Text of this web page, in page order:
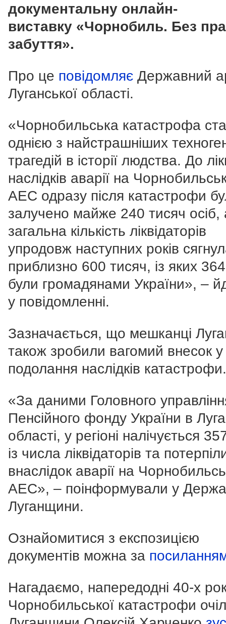
документальну онлайн-
виставку «Чорнобиль. Без
забуття».
Про це повідомляє Державний
Луганської області.
«Чорнобильська катастрофа
однією з найстрашніших
трагедій в історії людства. До
наслідків аварії на
АЕС одразу після катастрофи
залучено майже 240 тисяч осіб,
загальна кількість ліквідаторів
упродовж наступних років
приблизно 600 тисяч, із яких 364
були громадянами України», –
у повідомленні.
Зазначається, що мешканці
також зробили вагомий внесок у
подолання наслідків катастрофи.
«За даними Головного
Пенсійного фонду України в
області, у регіоні налічується
із числа ліквідаторів та
внаслідок аварії на
АЕС», – поінформували у
Луганщини.
Ознайомитися з експозицією
документів можна за
Нагадаємо, напередодні 40-х
Чорнобильської катастрофи